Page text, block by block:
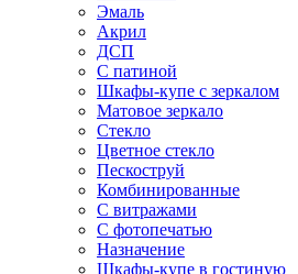
Эмаль
Акрил
ДСП
С патиной
Шкафы-купе с зеркалом
Матовое зеркало
Стекло
Цветное стекло
Пескоструй
Комбинированные
С витражами
С фотопечатью
Назначение
Шкафы-купе в гостиную